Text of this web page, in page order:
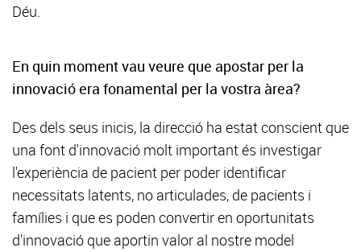
Déu.
En quin moment vau veure que apostar per la
innovació era fonamental per la vostra àrea?
Des dels seus inicis, la direcció ha estat conscient que
una font d'innovació molt important és investigar
l'experiència de pacient per poder identificar
necessitats latents, no articulades, de pacients i
famílies i que es poden convertir en oportunitats
d'innovació que aportin valor al nostre model